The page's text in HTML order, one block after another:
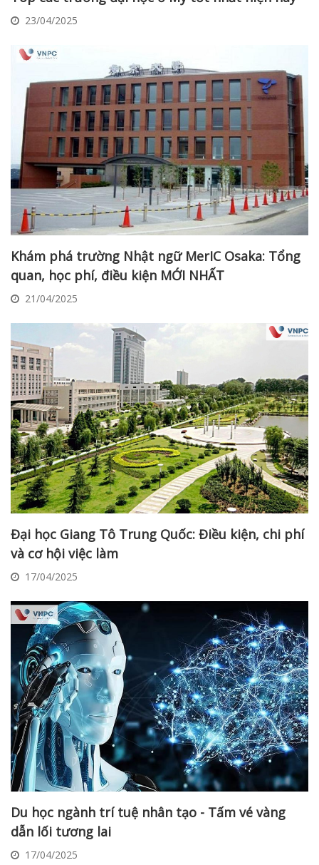
23/04/2025
Khám phá trường Nhật ngữ MerIC Osaka: Tổng
quan, học phí, điều kiện MỚI NHẤT
21/04/2025
Đại học Giang Tô Trung Quốc: Điều kiện, chi phí
và cơ hội việc làm
17/04/2025
Du học ngành trí tuệ nhân tạo - Tấm vé vàng
dẫn lối tương lai
17/04/2025